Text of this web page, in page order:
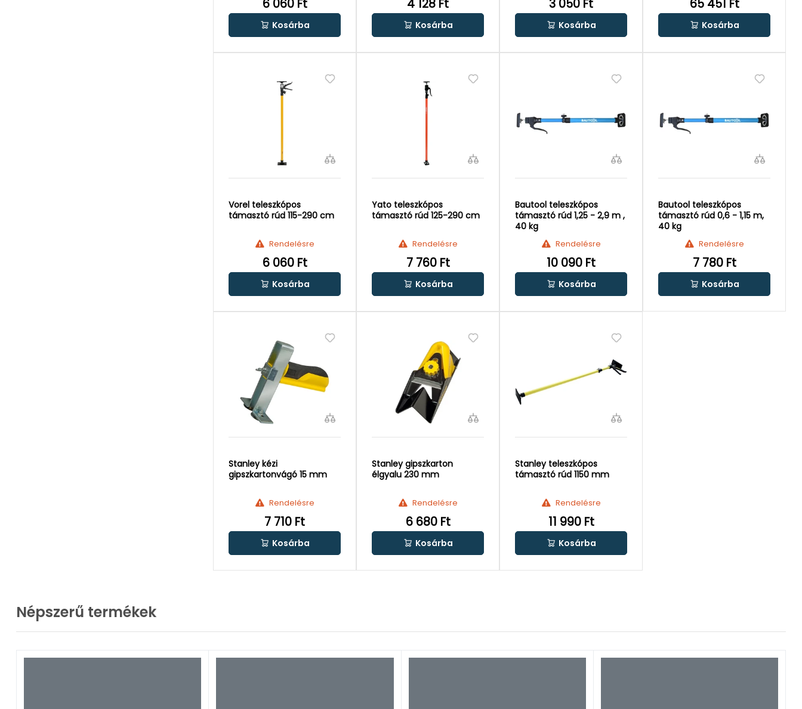
6 060 Ft
Kosárba
4 128 Ft
Kosárba
3 050 Ft
Kosárba
65 451 Ft
Kosárba
Vorel teleszkópos
támasztó rúd 115-290 cm
Rendelésre
6 060 Ft
Kosárba
Yato teleszkópos
támasztó rúd 125-290 cm
Rendelésre
7 760 Ft
Kosárba
Bautool teleszkópos
támasztó rúd 1,25 - 2,9 m ,
40 kg
Rendelésre
10 090 Ft
Kosárba
Bautool teleszkópos
támasztó rúd 0,6 - 1,15 m,
40 kg
Rendelésre
7 780 Ft
Kosárba
Stanley kézi
gipszkartonvágó 15 mm
Rendelésre
7 710 Ft
Kosárba
Stanley gipszkarton
élgyalu 230 mm
Rendelésre
6 680 Ft
Kosárba
Stanley teleszkópos
támasztó rúd 1150 mm
Rendelésre
11 990 Ft
Kosárba
Népszerű termékek